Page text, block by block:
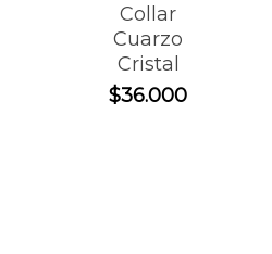
Collar
Cuarzo
Cristal
$36.000